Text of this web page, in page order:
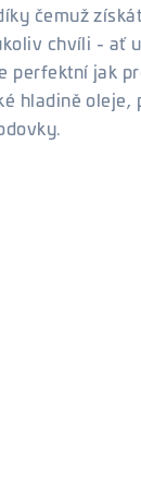
čemuž
chvíli - ať
perfektní jak
hladině